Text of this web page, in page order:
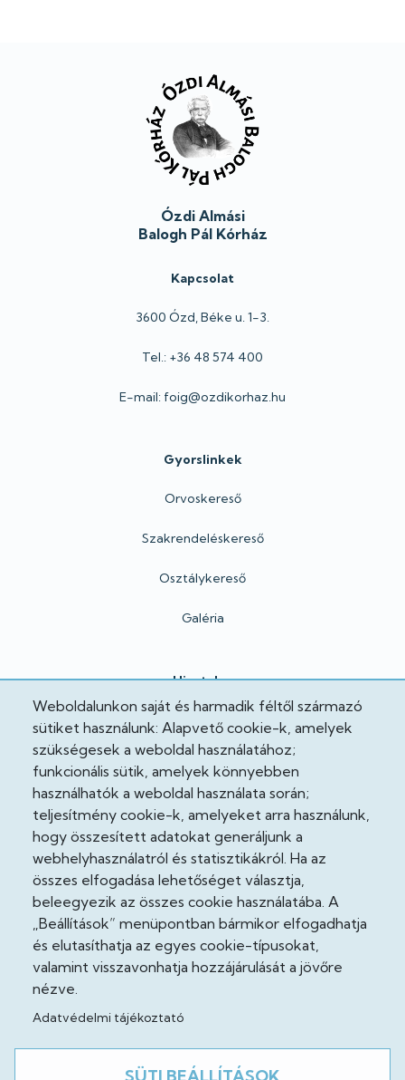
Weboldalunkon saját és harmadik féltől származó
sütiket használunk: Alapvető cookie-k, amelyek
szükségesek a weboldal használatához;
funkcionális sütik, amelyek könnyebben
használhatók a weboldal használata során;
teljesítmény cookie-k, amelyeket arra használunk,
hogy összesített adatokat generáljunk a
webhelyhasználatról és statisztikákról. Ha az
összes elfogadása lehetőséget választja,
beleegyezik az összes cookie használatába. A
„Beállítások” menüpontban bármikor elfogadhatja
és elutasíthatja az egyes cookie-típusokat,
valamint visszavonhatja hozzájárulását a jövőre
nézve.
Adatvédelmi tájékoztató
Ózdi Almási
Balogh Pál Kórház
Kapcsolat
3600 Ózd, Béke u. 1-3.
Tel.: +36 48 574 400
E-mail: foig@ozdikorhaz.hu
Gyorslinkek
Orvoskereső
Szakrendeléskereső
Osztálykereső
Galéria
Hivatalos
Adatkezelési tájékoztató
Adatvédelmi tisztviselő
Akadálymentesítési nyilatkozat
Cooekie szabályzat
Felhasználási feltételek
Impresszum
Jogi nyilatkozatok
Közösség